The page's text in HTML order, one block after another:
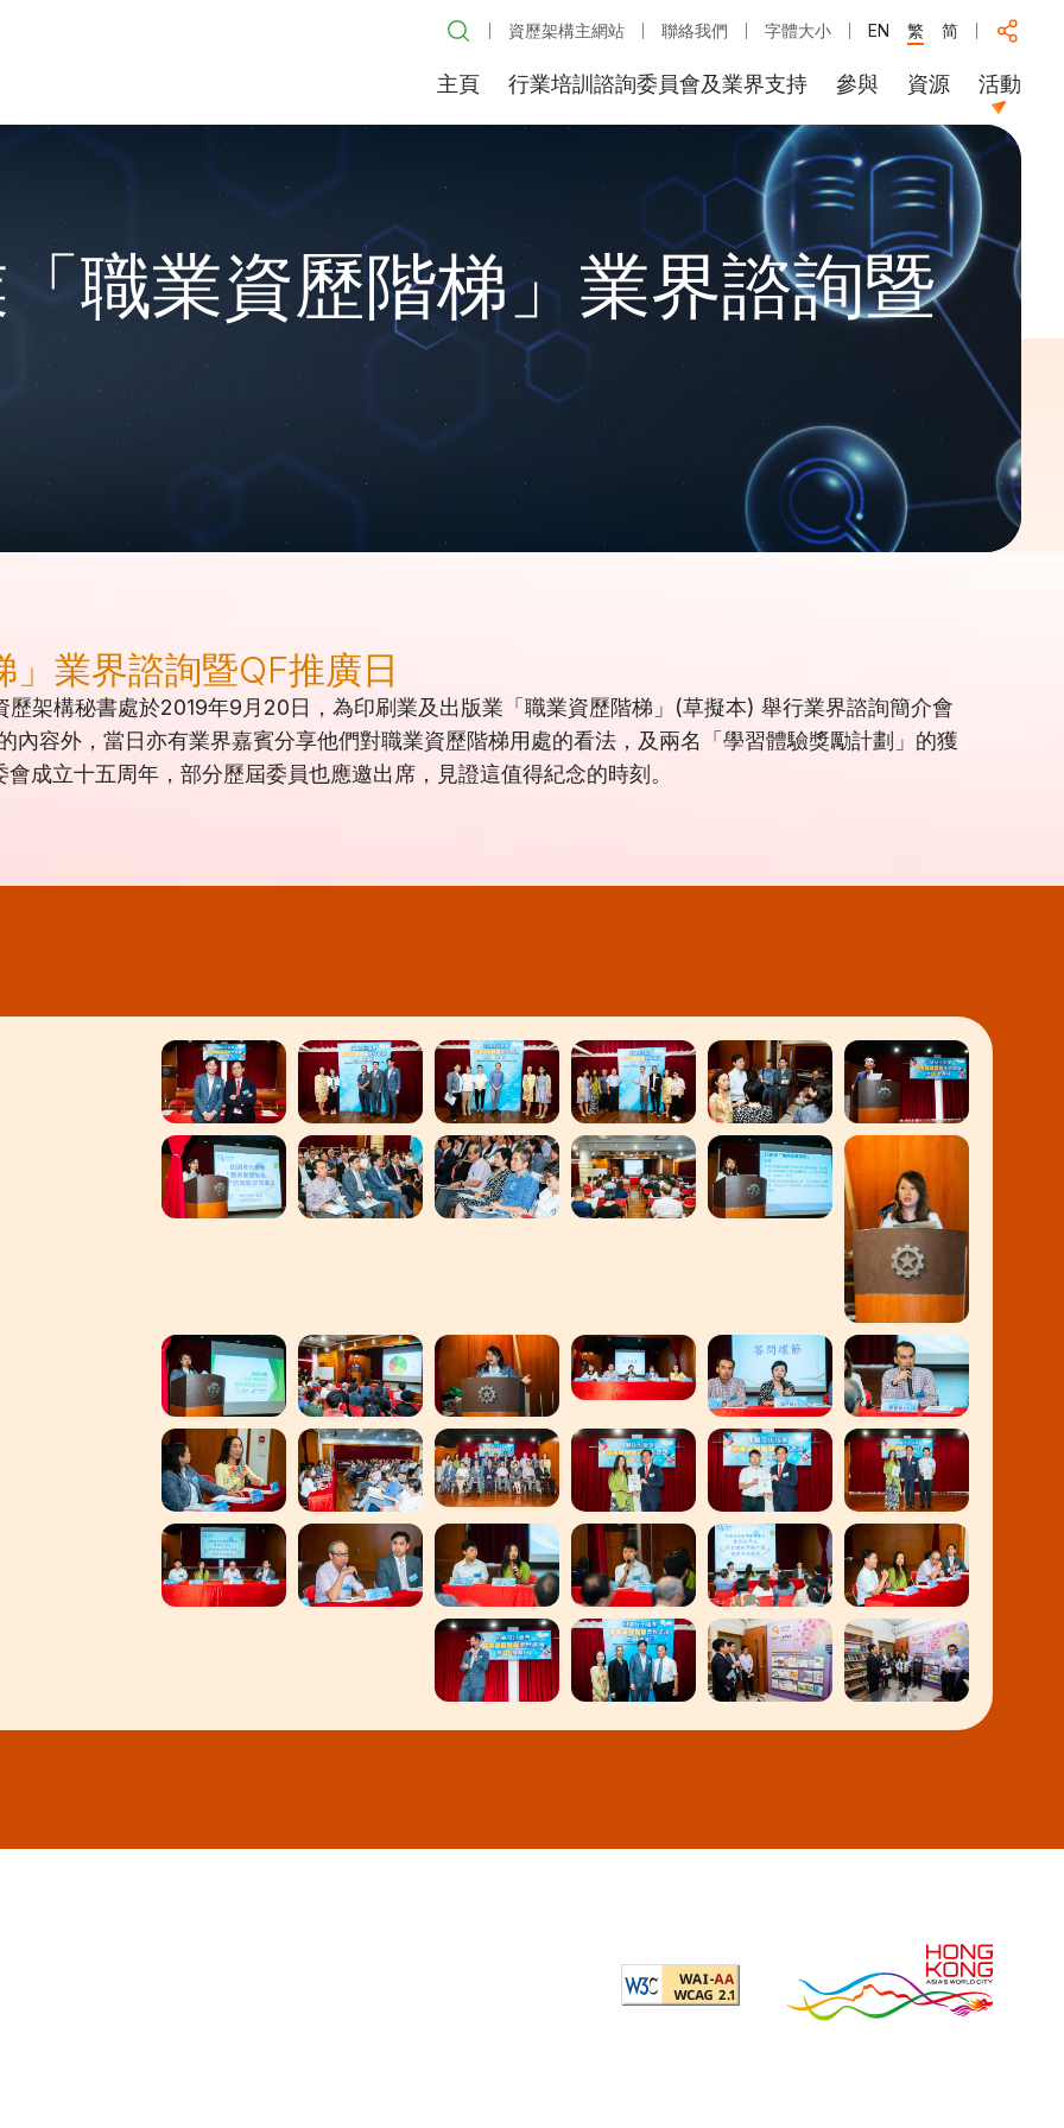
資歷架構主網站 聯絡我們 字體大小 EN 繁 简
主頁 行業培訓諮詢委員會及業界支持 參與 資源 活動
職業資歷階梯」業界諮詢暨
業界諮詢暨QF推廣日
架構秘書處於2019年9月20日，為印刷業及出版業「職業資歷階梯」(草擬本) 舉行業界諮詢簡介會
內容外，當日亦有業界嘉賓分享他們對職業資歷階梯用處的看法，及兩名「學習體驗獎勵計劃」的獲
成立十五周年，部分歷屆委員也應邀出席，見證這值得紀念的時刻。